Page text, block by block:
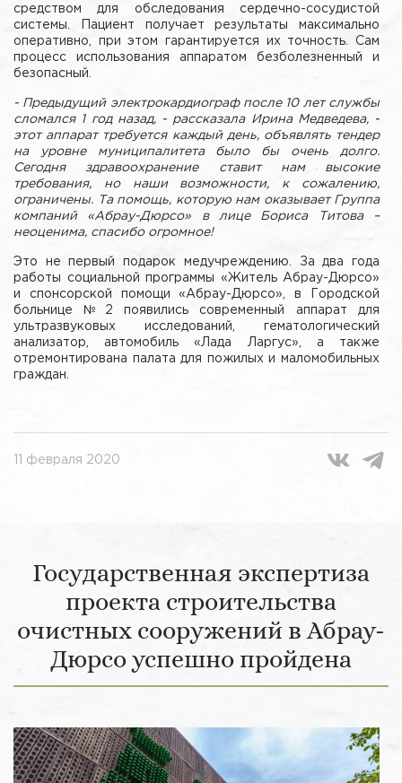
средством для обследования сердечно-сосудистой
системы. Пациент получает результаты максимально
оперативно, при этом гарантируется их точность. Сам
процесс использования аппаратом безболезненный и
безопасный.
- Предыдущий электрокардиограф после 10 лет службы
сломался 1 год назад, - рассказала Ирина Медведева, -
этот аппарат требуется каждый день, объявлять тендер
на уровне муниципалитета было бы очень долго.
Сегодня здравоохранение ставит нам высокие
требования, но наши возможности, к сожалению,
ограничены. Та помощь, которую нам оказывает Группа
компаний «Абрау-Дюрсо» в лице Бориса Титова –
неоценима, спасибо огромное!
Это не первый подарок медучреждению. За два года
работы социальной программы «Житель Абрау-Дюрсо»
и спонсорской помощи «Абрау-Дюрсо», в Городской
больнице №2 появились современный аппарат для
ультразвуковых исследований, гематологический
анализатор, автомобиль «Лада Ларгус», а также
отремонтирована палата для пожилых и маломобильных
граждан.
11 февраля 2020
Государственная экспертиза
проекта строительства
очистных сооружений в Абрау-
Дюрсо успешно пройдена